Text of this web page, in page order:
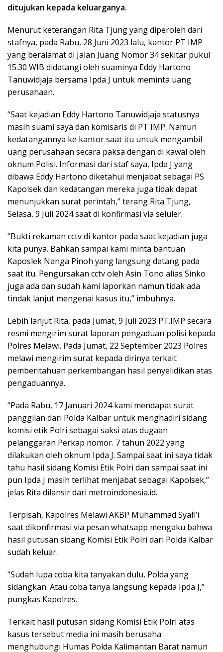
ditujukan kepada keluarganya.
Menurut keterangan Rita Tjung yang diperoleh dari
stafnya, pada Rabu, 28 Juni 2023 lalu, kantor PT IMP
yang beralamat di Jalan Juang Nomor 34 sekitar pukul
15.30 WIB didatangi oleh suaminya Eddy Hartono
Tanuwidjaja bersama Ipda J untuk meminta uang
perusahaan.
“Saat kejadian Eddy Hartono Tanuwidjaja statusnya
masih suami saya dan komisaris di PT IMP. Namun
kedatangannya ke kantor saat itu untuk mengambil
uang perusahaan secara paksa dengan di kawal oleh
oknum Polisi. Informasi dari staf saya, Ipda J yang
dibawa Eddy Hartono diketahui menjabat sebagai PS
Kapolsek dan kedatangan mereka juga tidak dapat
menunjukkan surat perintah,” terang Rita Tjung,
Selasa, 9 Juli 2024 saat di konfirmasi via seluler.
“Bukti rekaman cctv di kantor pada saat kejadian juga
kita punya. Bahkan sampai kami minta bantuan
Kaposlek Nanga Pinoh yang langsung datang pada
saat itu. Pengursakan cctv oleh Asin Tono alias Sinko
juga ada dan sudah kami laporkan namun tidak ada
tindak lanjut mengenai kasus itu,” imbuhnya.
Lebih lanjut Rita, pada Jumat, 9 Juli 2023 PT.IMP secara
resmi mengirim surat laporan pengaduan polisi kepada
Polres Melawi. Pada Jumat, 22 September 2023 Polres
melawi mengirim surat kepada dirinya terkait
pemberitahuan perkembangan hasil penyelidikan atas
pengaduannya.
“Pada Rabu, 17 Januari 2024 kami mendapat surat
panggilan dari Polda Kalbar untuk menghadiri sidang
komisi etik Polri sebagai saksi atas dugaan
pelanggaran Perkap nomor. 7 tahun 2022 yang
dilakukan oleh oknum Ipda J. Sampai saat ini saya tidak
tahu hasil sidang Komisi Etik Polri dan sampai saat ini
pun Ipda J masih terlihat menjabat sebagai Kapolsek,”
jelas Rita dilansir dari metroindonesia.id.
Terpisah, Kapolres Melawi AKBP Muhammad Syafi’i
saat dikonfirmasi via pesan whatsapp mengaku bahwa
hasil putusan sidang Komisi Etik Polri dari Polda Kalbar
sudah keluar.
“Sudah lupa coba kita tanyakan dulu, Polda yang
sidangkan. Atau coba tanya langsung kepada Ipda J,”
pungkas Kapolres.
Terkait hasil putusan sidang Komisi Etik Polri atas
kasus tersebut media ini masih berusaha
menghubungi Humas Polda Kalimantan Barat namun